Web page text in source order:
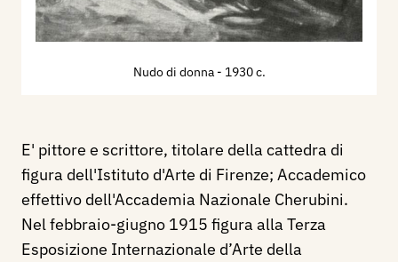
Nudo di donna - 1930 c.
E' pittore e scrittore, titolare della cattedra di
figura dell'Istituto d'Arte di Firenze; Accademico
effettivo dell'Accademia Nazionale Cherubini.
Nel febbraio-giugno 1915 figura alla Terza
Esposizione Internazionale d’Arte della